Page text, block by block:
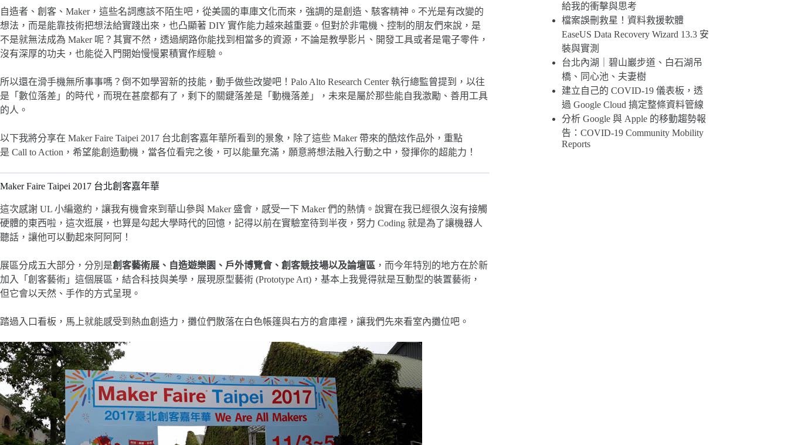
自造者、創客、Maker，這些名詞應該不陌生吧，從美國的車庫文化而來，強調的是創造、駭客精神。不光是有改變的
想法，而是能靠技術把想法給實踐出來，也凸顯著 DIY 實作能力越來越重要。但對於非電機、控制的朋友們來說，是
不是就無法成為 Maker 呢？其實不然，透過網路你能找到相當多的資源，不論是教學影片、開發工具或者是電子零件，
沒有深厚的功夫，也能從入門開始慢慢累積實作經驗。
所以還在滑手機無所事事嗎？倒不如學習新的技能，動手做些改變吧！Palo Alto Research Center 執行總監曾提到，以往
是「數位落差」的時代，而現在甚麼都有了，剩下的關鍵落差是「動機落差」，未來是屬於那些能自我激勵、善用工具
的人。
以下我將分享在 Maker Faire Taipei 2017 台北創客嘉年華所看到的景象，除了這些 Maker 帶來的酷炫作品外，重點
是 Call to Action，希望能創造動機，當各位看完之後，可以能量充滿，願意將想法融入行動之中，發揮你的超能力！
Maker Faire Taipei 2017 台北創客嘉年華
這次感謝 UL 小編邀約，讓我有機會來到華山參與 Maker 盛會，感受一下 Maker 們的熱情。說實在我已經很久沒有接觸
硬體的東西啦，這次逛展，也算是勾起大學時代的回憶，記得以前在實驗室待到半夜，努力 Coding 就是為了讓機器人
聽話，讓他可以動起來阿阿阿！
展區分成五大部分，分別是創客藝術展、自造遊樂園、戶外博覽會​、創客競技場以及論壇區 ，而今年特別的地方在於新
加入「創客藝術」這個展區，結合科技與美學，展現原型藝術 (Prototype Art)，基本上我覺得就是互動型的裝置藝術，
但它會以天然、手作的方式呈現。
踏過入口看板，馬上就能感受到熱血創造力，攤位們散落在白色帳篷與右方的倉庫裡，讓我們先來看室內攤位吧。
給我的衝擊與思考
檔案誤刪救星！資料救援軟體
EaseUS Data Recovery Wizard 13.3 安
裝與實測
台北內湖｜碧山巖步道、白石湖吊
橋、同心池、夫妻樹
建立自己的 COVID-19 儀表板，透
過 Google Cloud 搞定整條資料管線
分析 Google 與 Apple 的移動趨勢報
告：COVID-19 Community Mobility
Reports